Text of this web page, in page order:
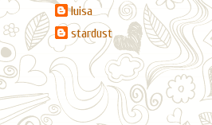
luisa
stardust